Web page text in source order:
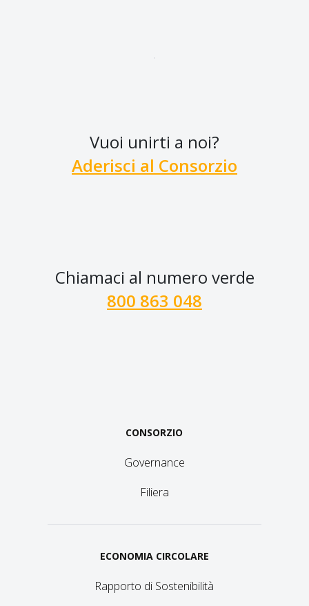
Vuoi unirti a noi?
Aderisci al Consorzio
Chiamaci al numero verde
800 863 048
CONSORZIO
Governance
Filiera
ECONOMIA CIRCOLARE
Rapporto di Sostenibilità